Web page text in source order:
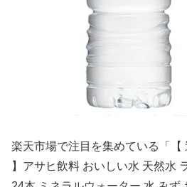
楽天市場で注目を集めている「【
】アサヒ飲料 おいしい水 天然水